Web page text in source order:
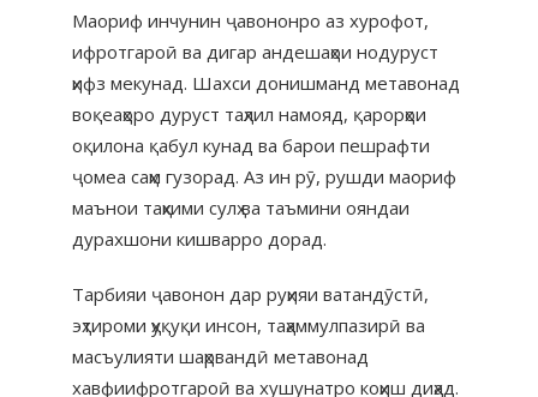
Маориф инчунин ҷавононро аз хурофот,
ифротгароӣ ва дигар андешаҳои нодуруст
ҳифз мекунад. Шахси донишманд метавонад
воқеаҳоро дуруст таҳлил намояд, қарорҳои
оқилона қабул кунад ва барои пешрафти
ҷомеа саҳм гузорад. Аз ин рӯ, рушди маориф
маънои таҳкими сулҳ ва таъмини ояндаи
дурахшони кишварро дорад.
Тарбияи ҷавонон дар руҳияи ватандӯстӣ,
эҳтироми ҳуқуқи инсон, таҳаммулпазирӣ ва
масъулияти шаҳрвандӣ метавонад
хавфиифротгароӣ ва хушунатро коҳиш диҳад.